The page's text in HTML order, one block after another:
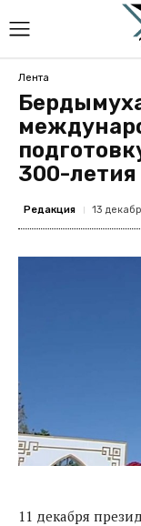
Лента
300-
Редакция 13
11 декабря